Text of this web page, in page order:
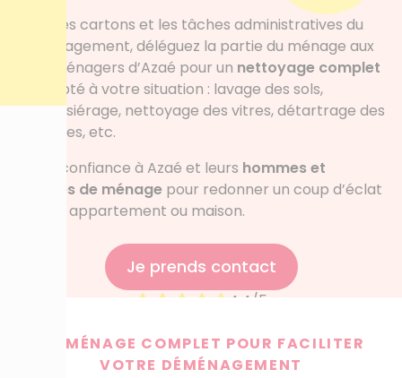
Entre les cartons et les tâches administratives du
déménagement, déléguez la partie du ménage aux
aide-ménagers d’Azaé pour un nettoyage complet
et adapté à votre situation : lavage des sols,
dépoussiérage, nettoyage des vitres, détartrage des
sanitaires, etc.
Faites confiance à Azaé et leurs hommes et
femmes de ménage pour redonner un coup d’éclat
à votre appartement ou maison.
Je prends contact
4.4/5
*Voir conditions
UN MÉNAGE COMPLET POUR FACILITER
VOTRE DÉMÉNAGEMENT